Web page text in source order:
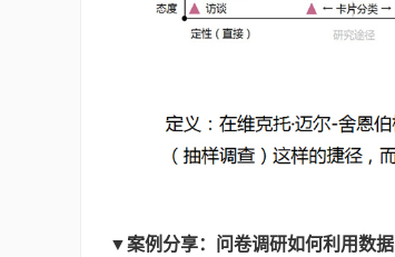
▼案例分享：问卷调研如何利用数据